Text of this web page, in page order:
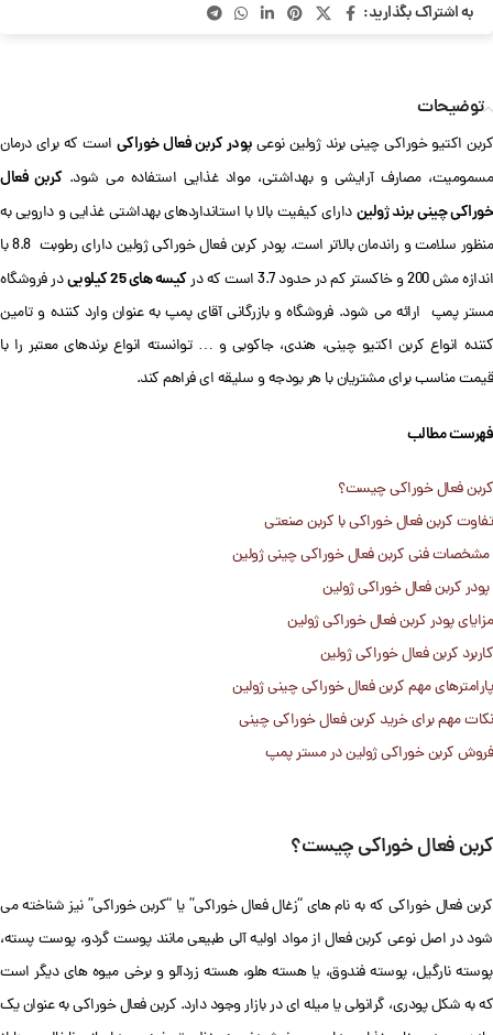
به اشتراک بگذارید:
توضیحات
کربن اکتیو خوراکی چینی برند ژولین نوعیپودر کربن فعال خوراکی است که برای درمان
مسمومیت، مصارف آرایشی و بهداشتی، مواد غذایی استفاده می شود.کربن فعال
خوراکی چینی برند ژولیندارای کیفیت بالا با استانداردهای بهداشتی غذایی و دارویی به
منظور سلامت و راندمان بالاتر است. پودر کربن فعال خوراکی ژولین دارای رطوبت 8.8 با
اندازه مش 200 و خاکستر کم در حدود 3.7 است که در
کیسه های 25 کیلویی
در فروشگاه
مستر پمپ ارائه می شود. فروشگاه و بازرگانی آقای پمپ به عنوان وارد کننده و تامین
کننده انواع کربن اکتیو چینی، هندی، جاکوبی و … توانسته انواع برندهای معتبر را با
قیمت مناسب برای مشتریان با هر بودجه و سلیقه ای فراهم کند.
فهرست مطالب
کربن فعال خوراکی چیست؟
تفاوت کربن فعال خوراکی با کربن صنعتی
مشخصات فنی کربن فعال خوراکی چینی ژولین
پودر کربن فعال خوراکی ژولین
مزایای پودر کربن فعال خوراکی ژولین
کاربرد کربن فعال خوراکی ژولین
پارامترهای مهم کربن فعال خوراکی چینی ژولین
نکات مهم برای خرید کربن فعال خوراکی چینی
فروش کربن خوراکی ژولین در مستر پمپ
کربن فعال خوراکی چیست؟
کربن فعال خوراکی که به نام های “زغال فعال خوراکی” یا “کربن خوراکی” نیز شناخته می
شود در اصل نوعی کربن فعال از مواد اولیه آلی طبیعی مانند پوست گردو، پوست پسته،
پوسته نارگیل، پوسته فندوق، یا هسته هلو، هسته زردآلو و برخی میوه های دیگر است
که به شکل پودری، گرانولی یا میله ای در بازار وجود دارد. کربن فعال خوراکی به عنوان یک